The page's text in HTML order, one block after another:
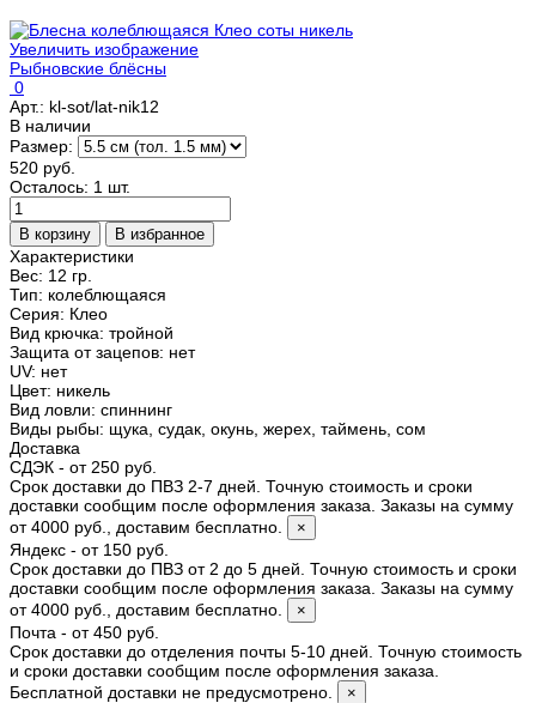
Увеличить изображение
Рыбновские блёсны
0
Арт.: kl-sot/lat-nik12
В наличии
Размер:
520 руб.
Осталось: 1 шт.
Характеристики
Вес: 12 гр.
Тип: колеблющаяся
Серия: Клео
Вид крючка: тройной
Защита от зацепов: нет
UV: нет
Цвет: никель
Вид ловли: спиннинг
Виды рыбы: щука, судак, окунь, жерех, таймень, сом
Доставка
СДЭК - от 250 руб.
Срок доставки до ПВЗ 2-7 дней. Точную стоимость и сроки
доставки сообщим после оформления заказа. Заказы на сумму
от 4000 руб., доставим бесплатно.
×
Яндекс - от 150 руб.
Срок доставки до ПВЗ от 2 до 5 дней. Точную стоимость и сроки
доставки сообщим после оформления заказа. Заказы на сумму
от 4000 руб., доставим бесплатно.
×
Почта - от 450 руб.
Срок доставки до отделения почты 5-10 дней. Точную стоимость
и сроки доставки сообщим после оформления заказа.
Бесплатной доставки не предусмотрено.
×